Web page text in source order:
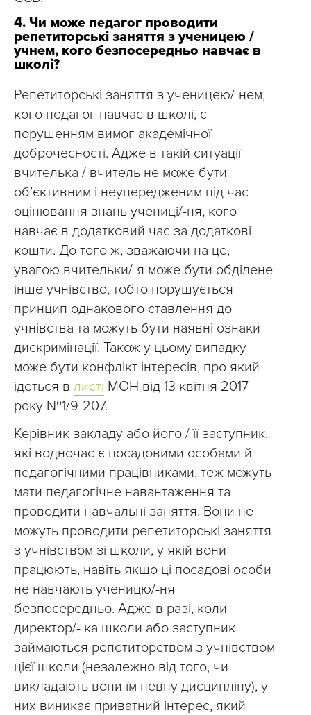
4. Чи може педагог проводити
репетиторські заняття з ученицею /
учнем, кого безпосередньо навчає в
школі?
Репетиторські заняття з ученицею/-нем,
кого педагог навчає в школі, є
порушенням вимог академічної
доброчесності. Адже в такій ситуації
вчителька / вчитель не може бути
об’єктивним і неупередженим під час
оцінювання знань учениці/-ня, кого
навчає в додатковий час за додаткові
кошти. До того ж, зважаючи на це,
увагою вчительки/-я може бути обділене
інше учнівство, тобто порушується
принцип однакового ставлення до
учнівства та можуть бути наявні ознаки
дискримінації. Також у цьому випадку
може бути конфлікт інтересів, про який
ідеться в листі МОН від 13 квітня 2017
року №1/9-207.
Керівник закладу або його / її заступник,
які водночас є посадовими особами й
педагогічними працівниками, теж можуть
мати педагогічне навантаження та
проводити навчальні заняття. Вони не
можуть проводити репетиторські заняття
з учнівством зі школи, у якій вони
працюють, навіть якщо ці посадові особи
не навчають ученицю/-ня
безпосередньо. Адже в разі, коли
директор/- ка школи або заступник
займаються репетиторством з учнівством
цієї школи (незалежно від того, чи
викладають вони їм певну дисципліну), у
них виникає приватний інтерес, який